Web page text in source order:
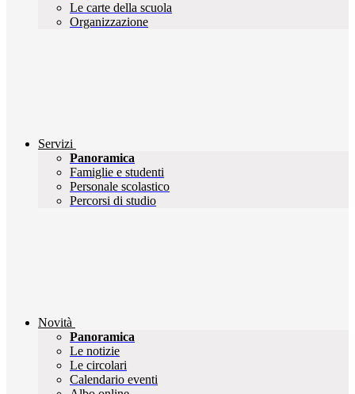
Le carte della scuola
Organizzazione
Servizi
Panoramica
Famiglie e studenti
Personale scolastico
Percorsi di studio
Novità
Panoramica
Le notizie
Le circolari
Calendario eventi